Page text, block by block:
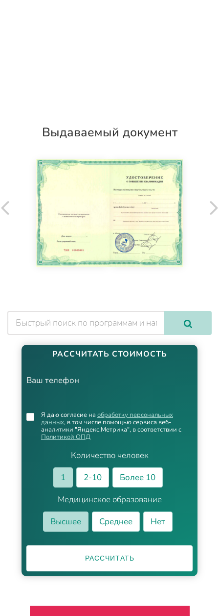
Выдаваемый документ
РАССЧИТАТЬ СТОИМОСТЬ
Ваш телефон
Количество человек
1
2-10
Более 10
Медицинское образование
Высшее
Среднее Нет
Я даю согласие на обработку персональных
данных, в том числе помощью сервиса веб-
аналитики "Яндекс.Метрика", в соответствии с
Политикой ОПД
РАССЧИТАТЬ